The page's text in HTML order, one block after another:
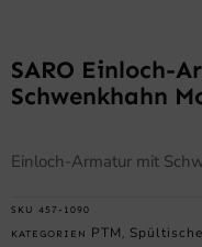
SARO Einloch-
Schwenkhahn
Einloch-Armatur mit
SKU 457-1090
KATEGORIEN PTM